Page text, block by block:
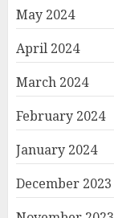
May 2024
April 2024
March 2024
February 2024
January 2024
December 2023